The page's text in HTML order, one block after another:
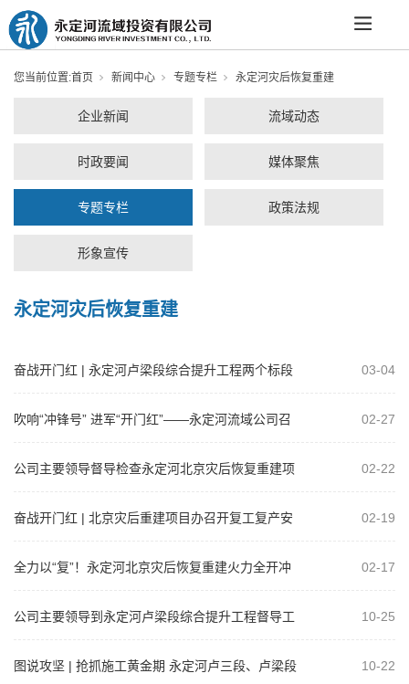
您当前位置:首页 新闻中心 专题专栏 永定河灾后恢复重建
企业新闻 流域动态
时政要闻 媒体聚焦
专题专栏 政策法规
形象宣传
永定河灾后恢复重建
奋战开门红 | 永定河卢梁段综合提升工程两个标段
03-04
吹响“冲锋号” 进军“开门红”——永定河流域公司召
02-27
公司主要领导督导检查永定河北京灾后恢复重建项
02-22
奋战开门红 | 北京灾后重建项目办召开复工复产安
02-19
全力以“复”！永定河北京灾后恢复重建火力全开冲
02-17
公司主要领导到永定河卢梁段综合提升工程督导工
10-25
图说攻坚 | 抢抓施工黄金期 永定河卢三段、卢梁段
10-22